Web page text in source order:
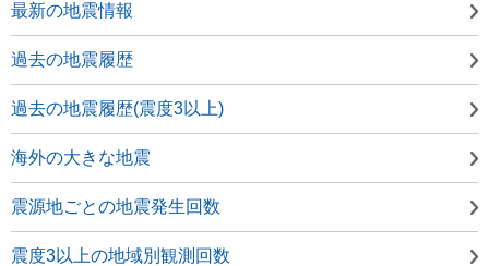
最新の地震情報
過去の地震履歴
過去の地震履歴(震度3以上)
海外の大きな地震
震源地ごとの地震発生回数
震度3以上の地域別観測回数